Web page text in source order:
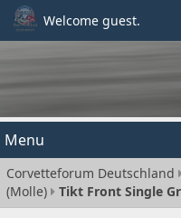
Welcome guest.
Menu
Corvetteforum Deutschland
(Molle)
Tikt Front Single